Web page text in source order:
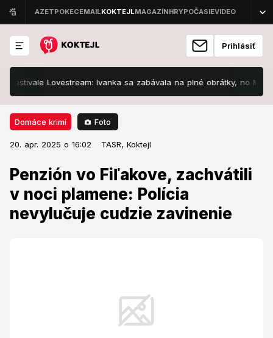
Prihlásiť
Lovestream: Ivanka sa zabávala na plné obrátky, no Majo...
Domáce krimi Foto
20. apr. 2025 o 16:02 TASR, Koktejl
Penzión vo Fiľakove, zachvátili
v noci plamene: Polícia
nevylučuje cudzie zavinenie
Domáce krimi 20. apr. 2025 o 16:02
Penzión vo Fiľakove, zachvátili v
noci plamene: Polícia nevylučuje
cudzie zavinenie
Škoda spôsobená požiarom bola podľa Hasičského a
záchranného zboru vyčíslená na milión eur.